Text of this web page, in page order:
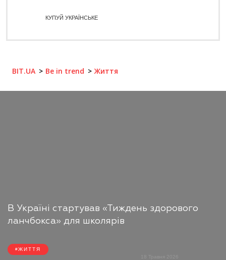
КУПУЙ УКРАЇНСЬКЕ
BIT.UA Be in trend Життя
В Україні стартував «Тиждень здорового
ланчбокса» для школярів
ЖИТТЯ